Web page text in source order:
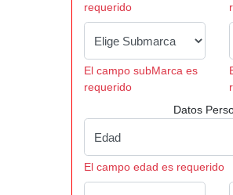
requerido
El campo subMarca es
requerido
Datos
El campo edad es requerido